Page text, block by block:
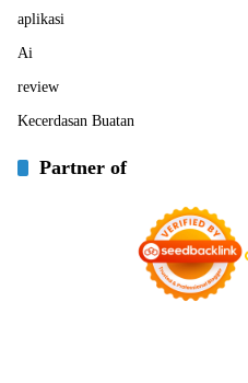
aplikasi
Ai
review
Kecerdasan Buatan
Partner of